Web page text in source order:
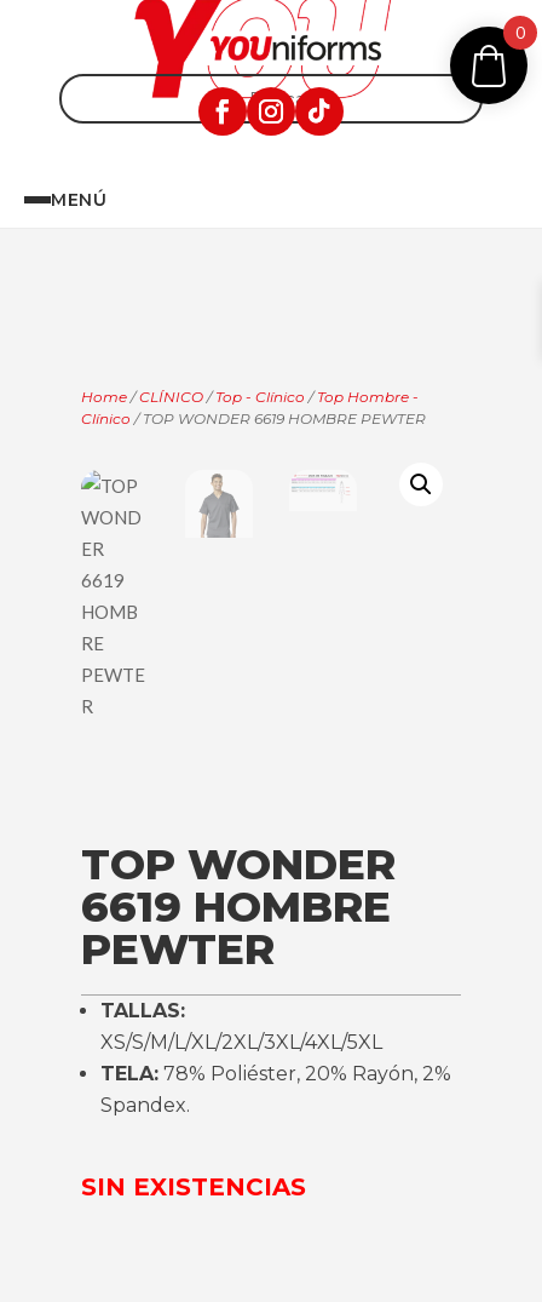
MENÚ
Home /CLÍNICO /Top - Clínico /Top Hombre -
Clínico / TOP WONDER 6619 HOMBRE PEWTER
TOP WONDER
6619 HOMBRE
PEWTER
TALLAS:
XS/S/M/L/XL/2XL/3XL/4XL/5XL
TELA: 78% Poliéster, 20% Rayón, 2%
Spandex.
SIN EXISTENCIAS
0